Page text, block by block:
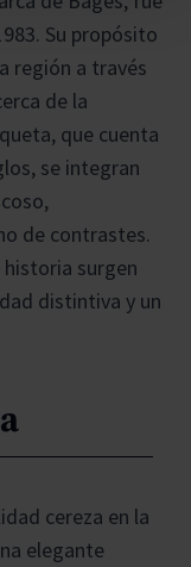
Su propósito
región a través
de la
que cuenta
se integran
de contrastes.
surgen
distintiva y un
cereza en la
elegante